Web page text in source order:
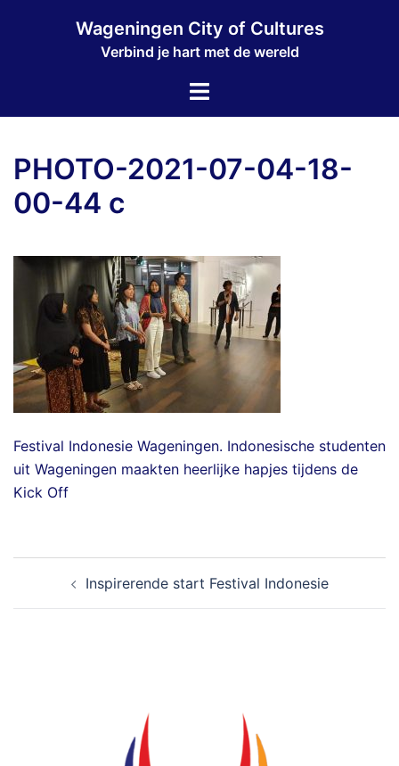
Wageningen City of Cultures
Verbind je hart met de wereld
Toggle
PHOTO-2021-07-04-18-
00-44 c
Festival Indonesie Wageningen. Indonesische studenten
uit Wageningen maakten heerlijke hapjes tijdens de
Kick Off
navigatieInspirerende start Festival Indonesie